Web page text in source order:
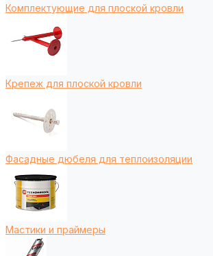
Комплектующие для плоской кровли
Крепеж для плоской кровли
Фасадные дюбеля для теплоизоляции
Мастики и праймеры